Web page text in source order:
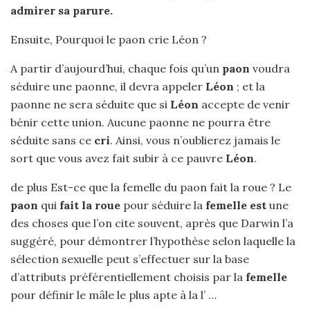
admirer sa parure.
Ensuite, Pourquoi le paon crie Léon ?
A partir d’aujourd’hui, chaque fois qu’un paon voudra
séduire une paonne, il devra appeler Léon ; et la
paonne ne sera séduite que si Léon accepte de venir
bénir cette union. Aucune paonne ne pourra être
séduite sans ce cri. Ainsi, vous n’oublierez jamais le
sort que vous avez fait subir à ce pauvre Léon.
de plus Est-ce que la femelle du paon fait la roue ? Le
paon qui fait la roue pour séduire la femelle est une
des choses que l’on cite souvent, après que Darwin l’a
suggéré, pour démontrer l’hypothèse selon laquelle la
sélection sexuelle peut s’effectuer sur la base
d’attributs préférentiellement choisis par la femelle
pour définir le mâle le plus apte à la l’ …